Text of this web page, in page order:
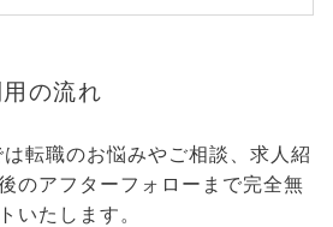
の流れ
転職のお悩みやご相談、求人紹
のアフターフォローまで完全無
いたします。